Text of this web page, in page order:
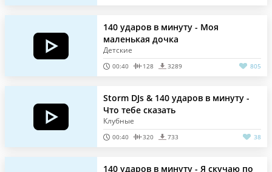
140 ударов в минуту - Моя
маленькая дочка
Детские
00:40 128 3289 805
Storm DJs & 140 ударов в минуту -
Что тебе сказать
Клубные
00:40 320 733 38
140 ударов в минуту - Я скучаю по